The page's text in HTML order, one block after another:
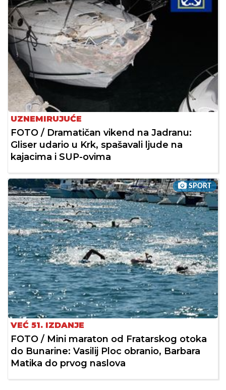
UZNEMIRUJUĆE
FOTO / Dramatičan vikend na Jadranu:
Gliser udario u Krk, spašavali ljude na
kajacima i SUP-ovima
SPORT
VEĆ 51. IZDANJE
FOTO / Mini maraton od Fratarskog otoka
do Bunarine: Vasilij Ploc obranio, Barbara
Matika do prvog naslova